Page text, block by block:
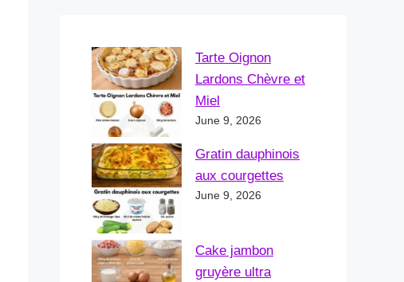
Tarte Oignon
Lardons Chèvre et
Miel
June 9, 2026
Gratin dauphinois
aux courgettes
June 9, 2026
Cake jambon
gruyère ultra